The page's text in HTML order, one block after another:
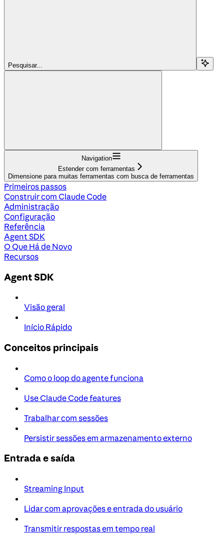
Pesquisar...
Navigation
Estender com ferramentas
Dimensione para muitas ferramentas com busca de ferramentas
Primeiros passos
Construir com Claude Code
Administração
Configuração
Referência
Agent SDK
O Que Há de Novo
Recursos
Agent SDK
Visão geral
Início Rápido
Conceitos principais
Como o loop do agente funciona
Use Claude Code features
Trabalhar com sessões
Persistir sessões em armazenamento externo
Entrada e saída
Streaming Input
Lidar com aprovações e entrada do usuário
Transmitir respostas em tempo real